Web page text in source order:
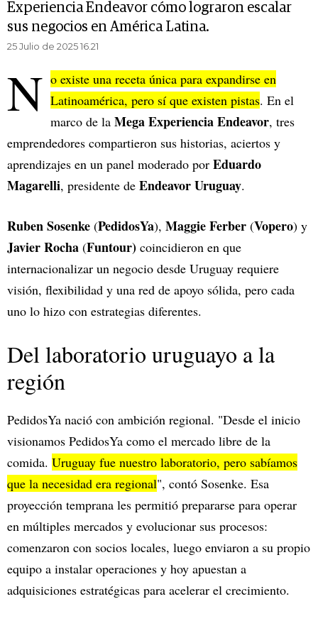
Experiencia Endeavor cómo lograron escalar
sus negocios en América Latina.
25 Julio de 2025 16.21
N o existe una receta única para expandirse en
Latinoamérica, pero sí que existen pistas. En el
marco de la Mega Experiencia Endeavor, tres
emprendedores compartieron sus historias, aciertos y
aprendizajes en un panel moderado por Eduardo
Magarelli, presidente de Endeavor Uruguay.
Ruben Sosenke (PedidosYa), Maggie Ferber (Vopero) y
Javier Rocha (Funtour) coincidieron en que
internacionalizar un negocio desde Uruguay requiere
visión, flexibilidad y una red de apoyo sólida, pero cada
uno lo hizo con estrategias diferentes.
Del laboratorio uruguayo a la
región
PedidosYa nació con ambición regional. "Desde el inicio
visionamos PedidosYa como el mercado libre de la
comida. Uruguay fue nuestro laboratorio, pero sabíamos
que la necesidad era regional", contó Sosenke. Esa
proyección temprana les permitió prepararse para operar
en múltiples mercados y evolucionar sus procesos:
comenzaron con socios locales, luego enviaron a su propio
equipo a instalar operaciones y hoy apuestan a
adquisiciones estratégicas para acelerar el crecimiento.